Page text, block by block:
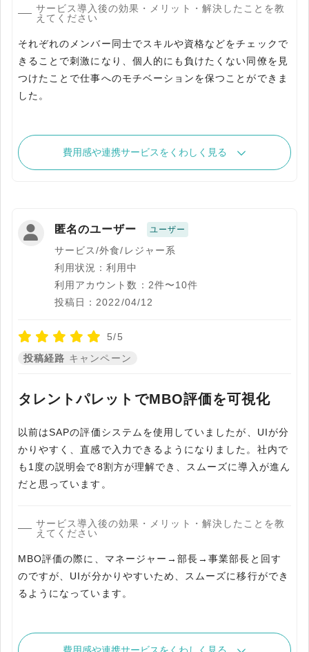
サービス導入後の効果・メリット・解決したことを教
えてください
それぞれのメンバー同士でスキルや資格などをチェックで
きることで刺激になり、個人的にも負けたくない同僚を見
つけたことで仕事へのモチベーションを保つことができま
した。
費用感や連携サービスをくわしく見る
匿名のユーザー ユーザー
サービス/外食/レジャー系
利用状況：利用中
利用アカウント数：2件〜10件
投稿日：2022/04/12
5/5
投稿経路 キャンペーン
タレントパレットでMBO評価を可視化
以前はSAPの評価システムを使用していましたが、UIが分
かりやすく、直感で入力できるようになりました。社内で
も1度の説明会で8割方が理解でき、スムーズに導入が進ん
だと思っています。
サービス導入後の効果・メリット・解決したことを教
えてください
MBO評価の際に、マネージャー→部長→事業部長と回す
のですが、UIが分かりやすいため、スムーズに移行ができ
るようになっています。